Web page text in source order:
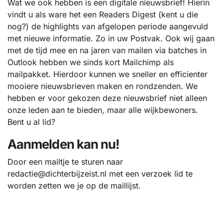
Wat we ook hebben is een digitale nieuwsbrief! Hierin
vindt u als ware het een Readers Digest (kent u die
nog?) de highlights van afgelopen periode aangevuld
met nieuwe informatie. Zo in uw Postvak. Ook wij gaan
met de tijd mee en na jaren van mailen via batches in
Outlook hebben we sinds kort Mailchimp als
mailpakket. Hierdoor kunnen we sneller en efficienter
mooiere nieuwsbrieven maken en rondzenden. We
hebben er voor gekozen deze nieuwsbrief niet alleen
onze leden aan te bieden, maar alle wijkbewoners.
Bent u al lid?
Aanmelden kan nu!
Door een mailtje te sturen naar
redactie@dichterbijzeist.nl met een verzoek lid te
worden zetten we je op de maillijst.